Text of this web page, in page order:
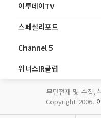
이투데이TV
스페셜리포트
Channel 5
위너스IR클럽
무단전재 및 수집,
Copyright 2006.